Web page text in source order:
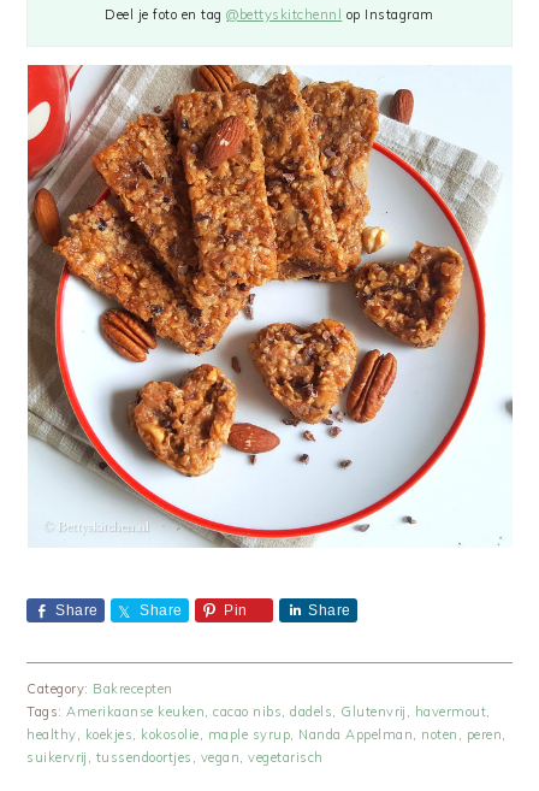
Deel je foto en tag@bettyskitchennl op Instagram
Share Share Pin Share
Category: Bakrecepten
Tags:Amerikaanse keuken,cacao nibs,dadels, Glutenvrij , havermout,
healthy, koekjes, kokosolie, maple syrup, Nanda Appelman, noten , peren,
suikervrij , tussendoortjes , vegan,vegetarisch